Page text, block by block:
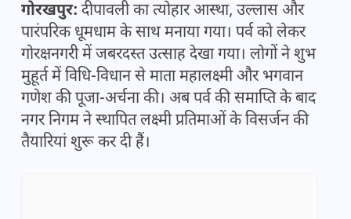
गोरखपुर: दीपावली का त्योहार आस्था, उल्लास और
पारंपरिक धूमधाम के साथ मनाया गया। पर्व को लेकर
गोरक्षनगरी में जबरदस्त उत्साह देखा गया। लोगों ने शुभ
मुहूर्त में विधि-विधान से माता महालक्ष्मी और भगवान
गणेश की पूजा-अर्चना की। अब पर्व की समाप्ति के बाद
नगर निगम ने स्थापित लक्ष्मी प्रतिमाओं के विसर्जन की
तैयारियां शुरू कर दी हैं।